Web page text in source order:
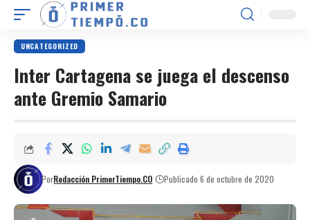
UNCATEGORIZED
Inter Cartagena se juega el descenso
ante Gremio Samario
PorRedacción PrimerTiempo.CO Publicado 6 de octubre de 2020